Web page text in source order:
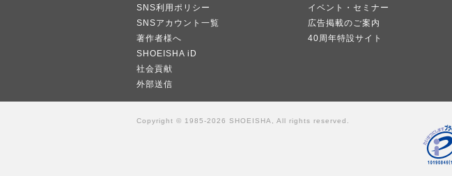
SNS利用ポリシー
SNSアカウント一覧
著作者様へ
SHOEISHA iD
社会貢献
外部送信
イベント・セミナー
広告掲載のご案内
40周年特設サイト
Copyright © 1985-2026 SHOEISHA, All rights reserved.